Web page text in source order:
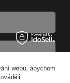
Newsletter ve formátu
webu, abychom